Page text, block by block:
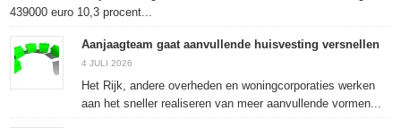
439000 euro 10,3 procent...
Aanjaagteam gaat aanvullende huisvesting versnellen
4 JULI 2026
Het Rijk, andere overheden en woningcorporaties werken
aan het sneller realiseren van meer aanvullende vormen...